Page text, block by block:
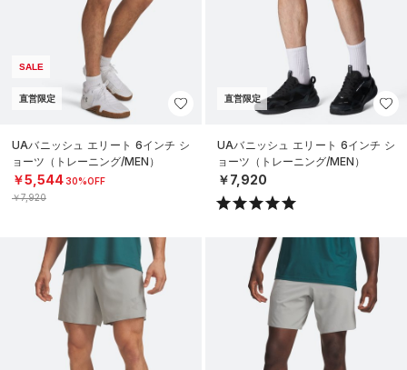
SALE
直営限定
UAバニッシュ エリート 6インチ シ
ョーツ（トレーニング/MEN）
￥5,54430%OFF
￥7,920
直営限定
UAバニッシュ エリート 6インチ シ
ョーツ（トレーニング/MEN）
￥7,920